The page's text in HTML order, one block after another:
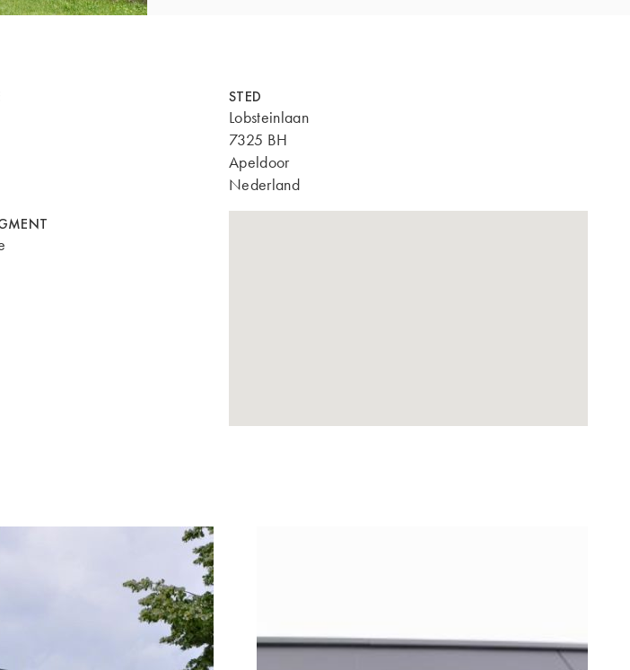
STED
Lobsteinlaan
7325 BH
Apeldoor
Nederland